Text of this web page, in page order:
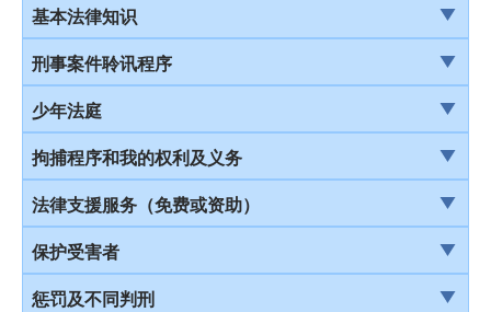
基本法律知识
法治
香港法律来源
刑事诉讼及民事诉讼
事务律师与大律师
简介律政司
香港法院及司法机构
刑事案件聆讯程序
刑事案件一般聆讯程序
经公诉程序定罪及经简易程序定罪
首次聆讯
认罪
求情及判刑
少年法庭
少年法庭的司法管辖权
保护少年罪犯
少年法庭的聆讯程序
少年罪犯惩罚的限制
拘捕程序和我的权利及义务
引言
在公众地方被警察截停和查问
在公众地方被警察截停和搜身
法律支援服务（免费或资助）
简介本港部分法律援助
刑事诉讼法律援助计划
保护受害者
受害者的权利
惩罚及不同判刑